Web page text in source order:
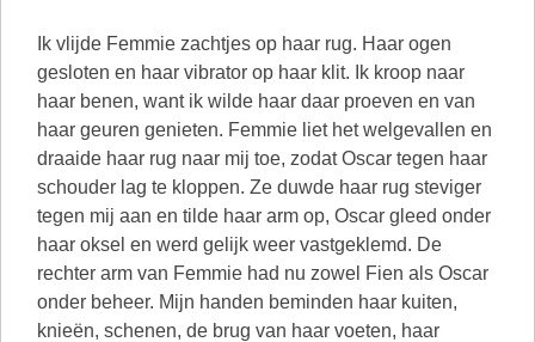
Ik vlijde Femmie zachtjes op haar rug. Haar ogen
gesloten en haar vibrator op haar klit. Ik kroop naar
haar benen, want ik wilde haar daar proeven en van
haar geuren genieten. Femmie liet het welgevallen en
draaide haar rug naar mij toe, zodat Oscar tegen haar
schouder lag te kloppen. Ze duwde haar rug steviger
tegen mij aan en tilde haar arm op, Oscar gleed onder
haar oksel en werd gelijk weer vastgeklemd. De
rechter arm van Femmie had nu zowel Fien als Oscar
onder beheer. Mijn handen beminden haar kuiten,
knieën, schenen, de brug van haar voeten, haar